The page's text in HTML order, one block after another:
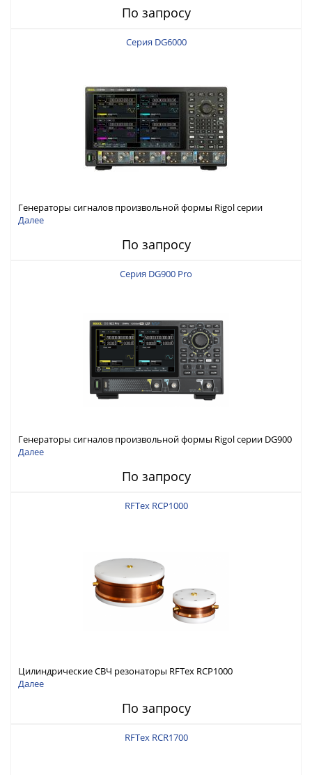
По запросу
Серия DG6000
Генераторы сигналов произвольной формы Rigol серии
DG6000 до 500 МГц или до 1 ГГц
Далее
По запросу
Серия DG900 Pro
Генераторы сигналов произвольной формы Rigol серии DG900
Pro с максимальной частотой 200 МГц
Далее
По запросу
RFTex RCP1000
Цилиндрические СВЧ резонаторы RFTex RCP1000
Далее
По запросу
RFTex RCR1700